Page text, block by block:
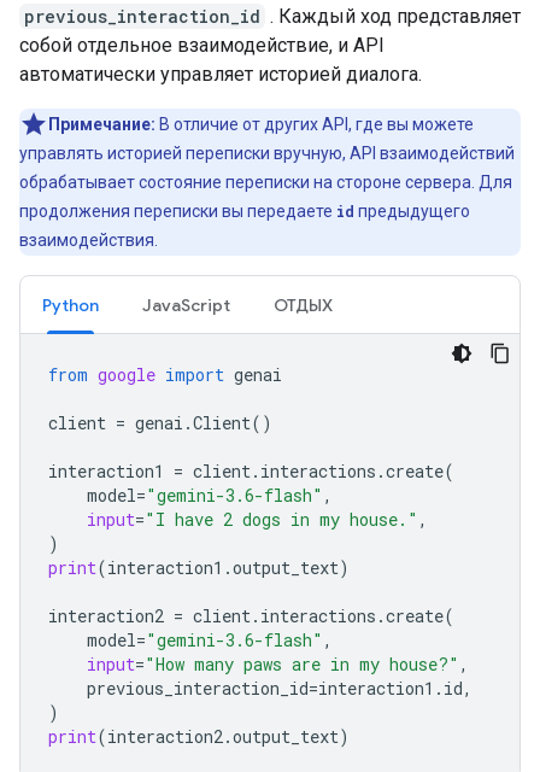
previous_interaction_id . Каждый ход представляет
собой отдельное взаимодействие, и API
автоматически управляет историей диалога.
Примечание: В отличие от других API, где вы можете
управлять историей переписки вручную, API взаимодействий
обрабатывает состояние переписки на стороне сервера. Для
продолжения переписки вы передаете id предыдущего
взаимодействия.
Python JavaScript ОТДЫХ
from google import genai
client = genai .Client()
interaction1 = client. interactions .create(
model="gemini-3.6-flash" ,
input="I have 2 dogs in my house." ,
)
print(interaction1 .output_text)
interaction2 = client. interactions .create(
model="gemini-3.6-flash" ,
input="How many paws are in my house?" ,
previous_interaction_id=interaction1 . id,
)
print(interaction2.output_text)